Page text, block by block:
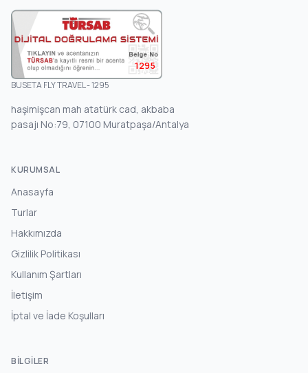
1295
BUSETA FLY TRAVEL - 1295
haşimişcan mah atatürk cad, akbaba
pasajı No:79, 07100 Muratpaşa/Antalya
KURUMSAL
Anasayfa
Turlar
Hakkımızda
Gizlilik Politikası
Kullanım Şartları
İletişim
İptal ve İade Koşulları
BILGILER